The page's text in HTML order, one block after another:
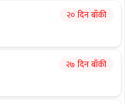
२० दिन बाँकी
२७ दिन बाँकी